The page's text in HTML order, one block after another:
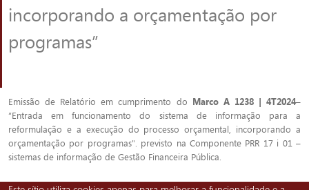
incorporando a orçamentação por
programas”
Emissão de Relatório em cumprimento do Marco A 1238 | 4T2024–
“Entrada em funcionamento do sistema de informação para a
reformulação e a execução do processo orçamental, incorporando a
orçamentação por programas". previsto na Componente PRR 17 i 01 –
sistemas de informação de Gestão Financeira Pública.